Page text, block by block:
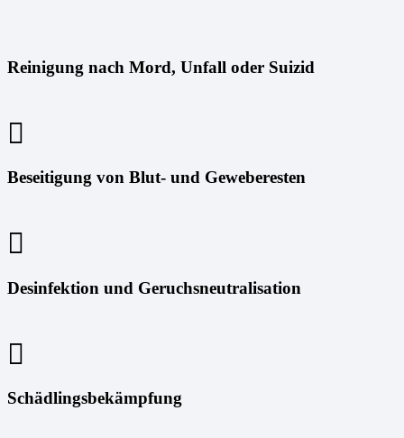
Reinigung nach Mord, Unfall oder Suizid
Beseitigung von Blut- und Geweberesten
Desinfektion und Geruchsneutralisation
Schädlingsbekämpfung